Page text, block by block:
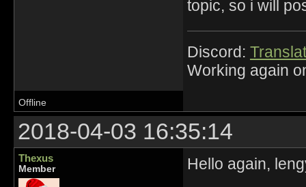
topic, so i will
Discord:
Working again
Offline
2018-04-03 16:35:14
Thexus
Member
Hello again,